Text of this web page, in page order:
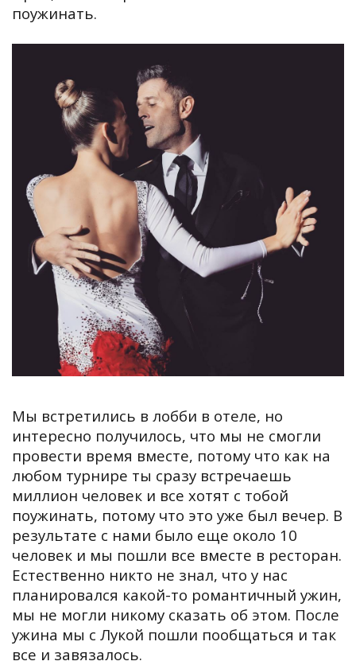
поужинать.
Мы встретились в лобби в отеле, но
интересно получилось, что мы не смогли
провести время вместе, потому что как на
любом турнире ты сразу встречаешь
миллион человек и все хотят с тобой
поужинать, потому что это уже был вечер. В
результате с нами было еще около 10
человек и мы пошли все вместе в ресторан.
Естественно никто не знал, что у нас
планировался какой-то романтичный ужин,
мы не могли никому сказать об этом. После
ужина мы с Лукой пошли пообщаться и так
все и завязалось.